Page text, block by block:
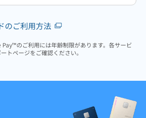
のご利用方法
Pay™のご利用には年齢制限があります。各サービ
トページをご確認ください。